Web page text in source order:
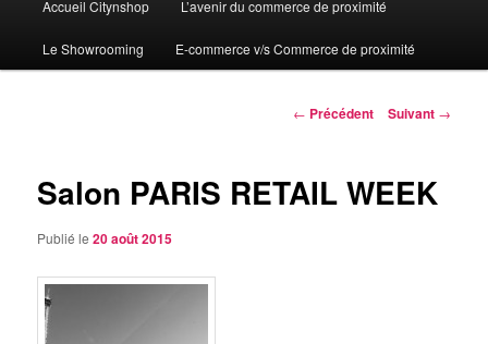
principal
Accueil Citynshop L’avenir du commerce de proximité
Le Showrooming E-commerce v/s Commerce de proximité
Navigation
← Précédent Suivant →
Salon PARIS RETAIL WEEK
Publié le20 août 2015